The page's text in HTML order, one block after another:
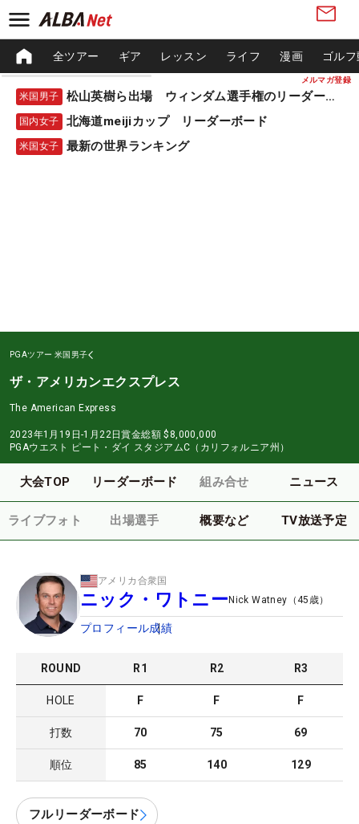
メルマガ登録
全ツアー ギア レッスン ライフ 漫画 ゴル
米国男子 松山英樹ら出場 ウィンダム選手権のリーダーボード
国内女子 北海道meijiカップ リーダーボード
米国女子 最新の世界ランキング
PGAツアー 米国男子
ザ・アメリカンエクスプレス
The American Express
2023年1月19日-1月22日賞金総額 $8,000,000
PGAウエスト ピート・ダイ スタジアムC（カリフォルニア州）
大会TOP リーダーボード 組み合せ ニュース
ライブフォト 出場選手 概要など TV放送予定
アメリカ合衆国
ニック・ワトニーNick Watney （ 45 歳）
プロフィール成績
ROUND R1 R2 R3
HOLE F F F
打数 70 75 69
順位 85 140 129
フルリーダーボード